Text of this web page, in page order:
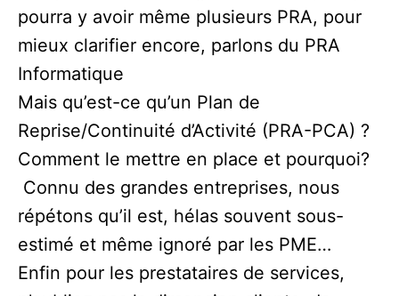
pourra y avoir même plusieurs PRA, pour
mieux clarifier encore, parlons du PRA
Informatique
Mais qu’est-ce qu’un Plan de
Reprise/Continuité d’Activité (PRA-PCA) ?
Comment le mettre en place et pourquoi?
Connu des grandes entreprises, nous
répétons qu’il est, hélas souvent sous-
estimé et même ignoré par les PME…
Enfin pour les prestataires de services,